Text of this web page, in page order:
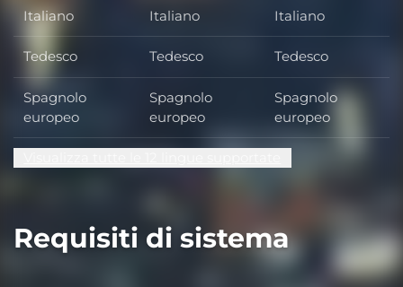
Italiano Italiano Italiano
Tedesco Tedesco Tedesco
Spagnolo
europeo
Spagnolo
europeo
Spagnolo
europeo
Requisiti di sistema